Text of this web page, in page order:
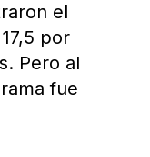
el
por
Pero al
fue